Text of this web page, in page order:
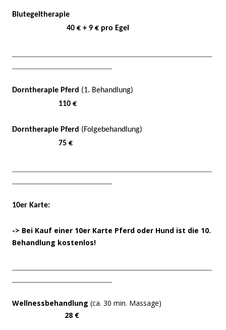
Blutegeltherapie
40 € + 9 € pro Egel
Dorntherapie Pferd (1. Behandlung)
110 €
Dorntherapie Pferd (Folgebehandlung)
75 €
10er Karte:
-> Bei Kauf einer 10er Karte Pferd oder Hund ist die 10.
Behandlung kostenlos!
Wellnessbehandlung (ca. 30 min. Massage)
28 €